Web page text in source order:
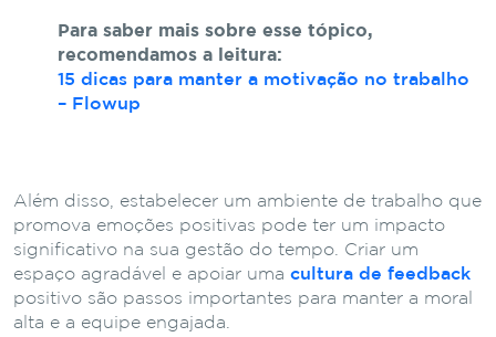
Para saber mais sobre esse tópico,
recomendamos a leitura:
15 dicas para manter a motivação no trabalho
– Flowup
Além disso, estabelecer um ambiente de trabalho que
promova emoções positivas pode ter um impacto
significativo na sua gestão do tempo. Criar um
espaço agradável e apoiar uma cultura de feedback
positivo são passos importantes para manter a moral
alta e a equipe engajada.